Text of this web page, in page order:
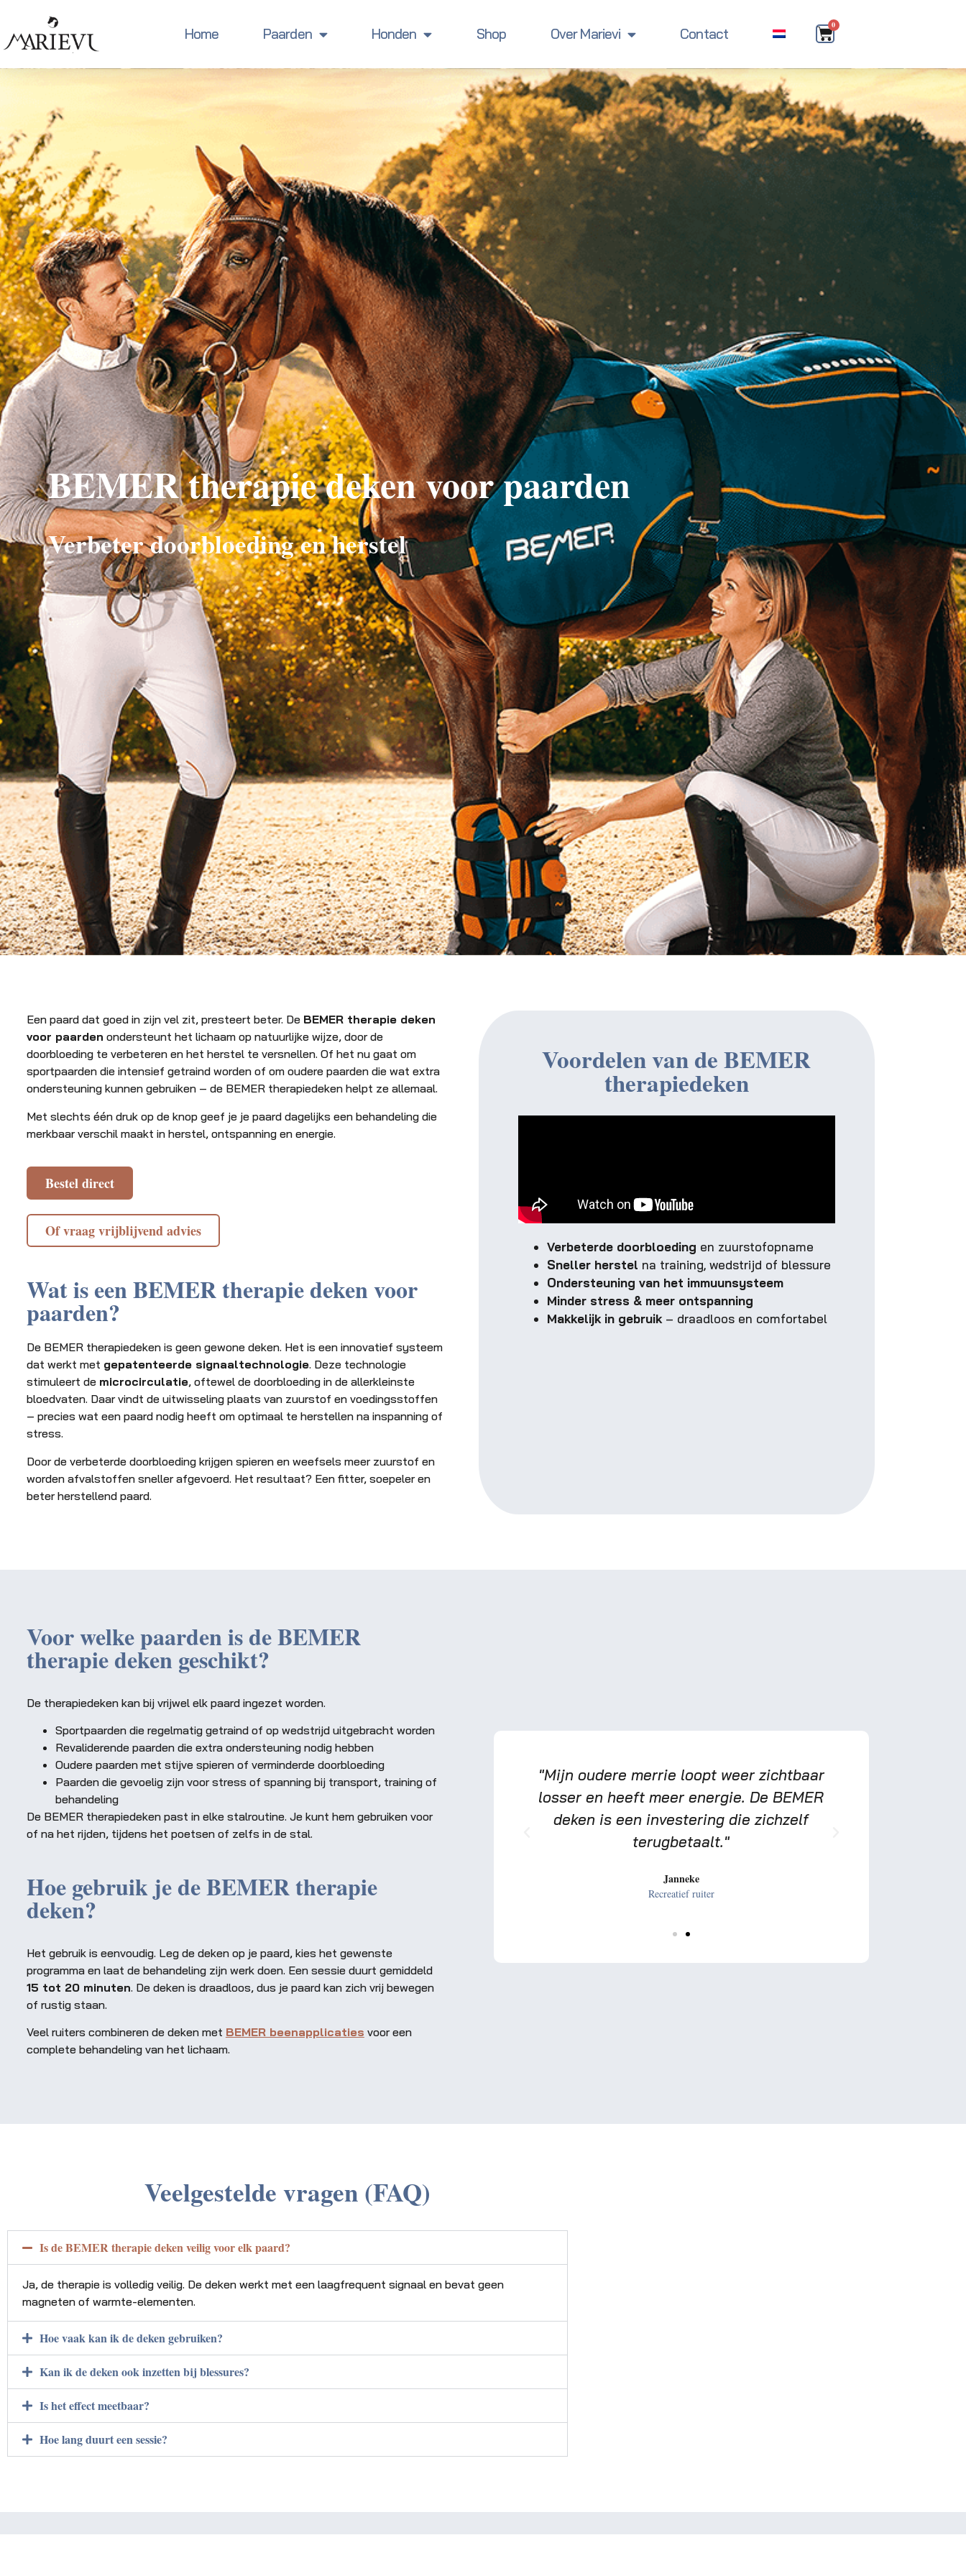
Home Paarden Honden Shop Over Marievi Contact
0
BEMER therapie deken voor paarden
Verbeter doorbloeding en herstel
Een paard dat goed in zijn vel zit, presteert beter. De BEMER therapie deken
voor paarden ondersteunt het lichaam op natuurlijke wijze, door de
doorbloeding te verbeteren en het herstel te versnellen. Of het nu gaat om
sportpaarden die intensief getraind worden of om oudere paarden die wat extra
ondersteuning kunnen gebruiken – de BEMER therapiedeken helpt ze allemaal.
Met slechts één druk op de knop geef je je paard dagelijks een behandeling die
merkbaar verschil maakt in herstel, ontspanning en energie.
Bestel direct
Of vraag vrijblijvend advies
Wat is een BEMER therapie deken voor
paarden?
De BEMER therapiedeken is geen gewone deken. Het is een innovatief systeem
dat werkt met gepatenteerde signaaltechnologie. Deze technologie
stimuleert de microcirculatie, oftewel de doorbloeding in de allerkleinste
bloedvaten. Daar vindt de uitwisseling plaats van zuurstof en voedingsstoffen
– precies wat een paard nodig heeft om optimaal te herstellen na inspanning of
stress.
Door de verbeterde doorbloeding krijgen spieren en weefsels meer zuurstof en
worden afvalstoffen sneller afgevoerd. Het resultaat? Een fitter, soepeler en
beter herstellend paard.
Voordelen van de BEMER
therapiedeken
Verbeterde doorbloeding en zuurstofopname
Sneller herstel na training, wedstrijd of blessure
Ondersteuning van het immuunsysteem
Minder stress & meer ontspanning
Makkelijk in gebruik– draadloos en comfortabel
Voor welke paarden is de BEMER
therapie deken geschikt?
De therapiedeken kan bij vrijwel elk paard ingezet worden.
Sportpaarden die regelmatig getraind of op wedstrijd uitgebracht worden
Revaliderende paarden die extra ondersteuning nodig hebben
Oudere paarden met stijve spieren of verminderde doorbloeding
Paarden die gevoelig zijn voor stress of spanning bij transport, training of
behandeling
De BEMER therapiedeken past in elke stalroutine. Je kunt hem gebruiken voor
of na het rijden, tijdens het poetsen of zelfs in de stal.
Hoe gebruik je de BEMER therapie
deken?
Het gebruik is eenvoudig. Leg de deken op je paard, kies het gewenste
programma en laat de behandeling zijn werk doen. Een sessie duurt gemiddeld
15 tot 20 minuten. De deken is draadloos, dus je paard kan zich vrij bewegen
of rustig staan.
Veel ruiters combineren de deken met BEMER beenapplicaties voor een
complete behandeling van het lichaam.
loopt weer zichtbaar
energie. De BEMER
die zichzelf
Janneke
ruiter
"Sinds ik de BEMER therapiedeken
na trainingen en merk ik dat hij soepeler
beweegt. Ik wil echt niet meer zonder!"
Marieke
Eventingruiter
"Mijn oudere merrie loopt weer zichtbaar
losser en heeft meer energie. De BEMER
deken is een investering die zichzelf
terugbetaalt."
Janneke
Recreatief ruiter
Veelgestelde vragen (FAQ)
Is de BEMER therapie deken veilig voor elk paard?
Ja, de therapie is volledig veilig. De deken werkt met een laagfrequent signaal en bevat geen
magneten of warmte-elementen.
Hoe vaak kan ik de deken gebruiken?
Kan ik de deken ook inzetten bij blessures?
Is het effect meetbaar?
Hoe lang duurt een sessie?